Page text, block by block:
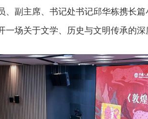
、副主席、书记处书记邱华栋携长
一场关于文学、历史与文明传承的深